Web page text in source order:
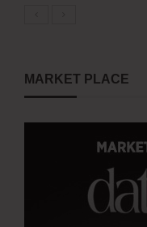
MARKET PLACE